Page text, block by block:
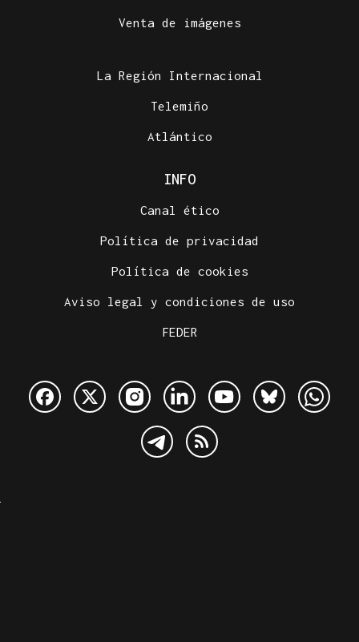
Venta de imágenes
La Región Internacional
Telemiño
Atlántico
INFO
Canal ético
Política de privacidad
Política de cookies
Aviso legal y condiciones de uso
FEDER